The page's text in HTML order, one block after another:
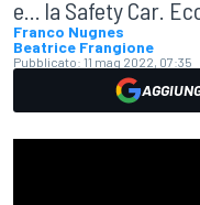
e... la Safety Car.
Franco Nugnes
Beatrice Frangione
Pubblicato: 11 mag 2022, 07:35